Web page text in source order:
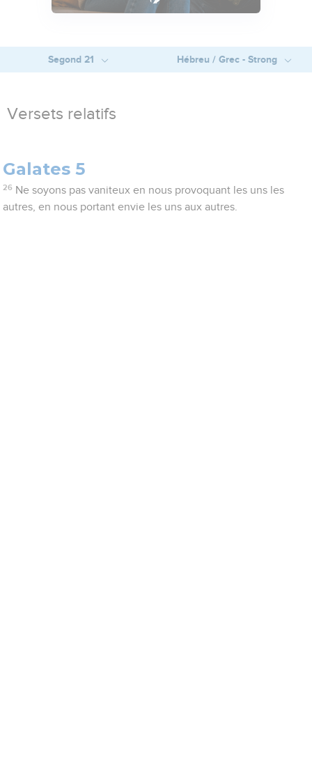
Segond 21 Hébreu / Grec - Strong
Versets relatifs
Galates 5
26 Ne soyons pas vaniteux en nous provoquant les uns les
autres, en nous portant envie les uns aux autres.